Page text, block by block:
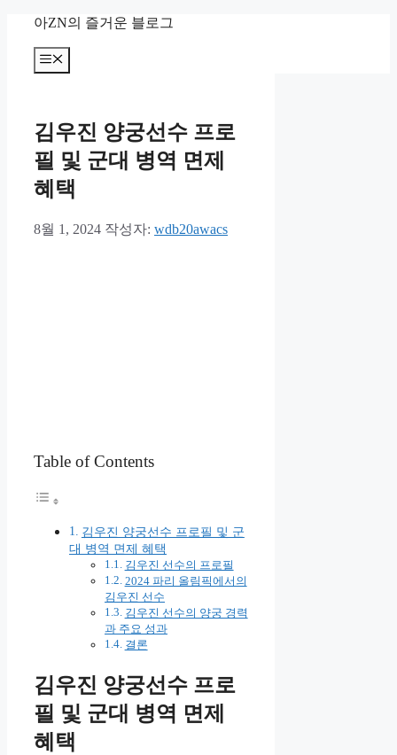
아ZN의 즐거운 블로그
메
뉴
김우진 양궁선수 프로
필 및 군대 병역 면제
혜택
8월 1, 2024 작성자: wdb20awacs
Table of Contents
김우진 양궁선수 프로필 및 군
대 병역 면제 혜택
김우진 선수의 프로필
2024 파리 올림픽에서의
김우진 선수
김우진 선수의 양궁 경력
과 주요 성과
결론
김우진 양궁선수 프로
필 및 군대 병역 면제
혜택